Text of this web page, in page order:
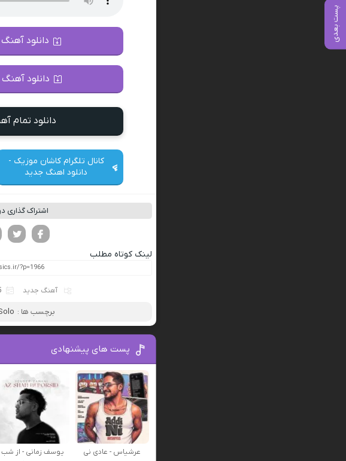
پست بعدی دانلود آهنگ
دانلود آهنگ
دانلود تمام
کانال تلگرام کاشان موزیک -
دانلود اهنگ جدید
اشتراک گذاری
لینک کوتاه مطلب
آهنگ جدید
برچسب ها :
پست های پیشنهادی
عرشیاس - عادی نی
یوسف زمانی - از شب